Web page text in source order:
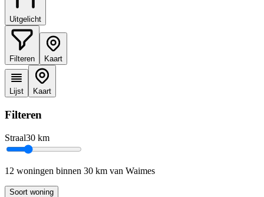
Uitgelicht
Filteren Kaart
Lijst Kaart
Filteren
Straal30 km
12 woningen binnen 30 km van Waimes
Soort woning